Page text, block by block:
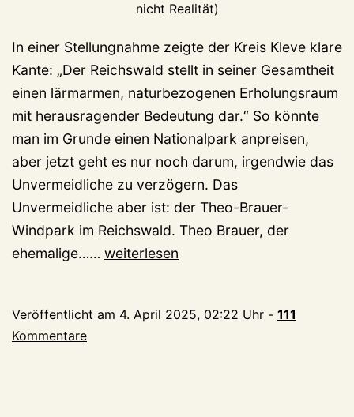
nicht Realität)
In einer Stellungnahme zeigte der Kreis Kleve klare
Kante: „Der Reichswald stellt in seiner Gesamtheit
einen lärmarmen, naturbezogenen Erholungsraum
mit herausragender Bedeutung dar.“ So könnte
man im Grunde einen Nationalpark anpreisen,
aber jetzt geht es nur noch darum, irgendwie das
Unvermeidliche zu verzögern. Das
Unvermeidliche aber ist: der Theo-Brauer-
Windpark im Reichswald. Theo Brauer, der
ehemalige…… Der
Windpark
weiterlesen
Veröffentlicht am 4. April 2025, 02:22 Uhr - 111
Kommentare